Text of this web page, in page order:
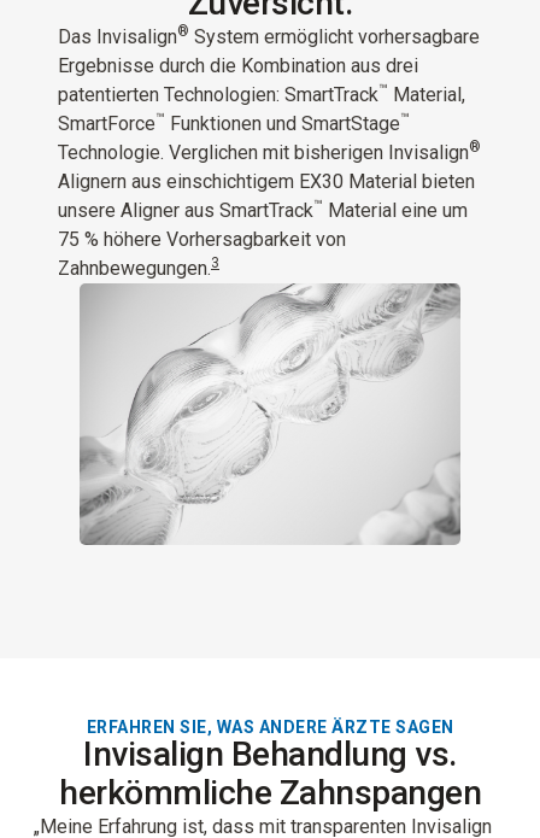
Das Invisalign® System ermöglicht vorhersagbare
Ergebnisse durch die Kombination aus drei
patentierten Technologien: SmartTrack™ Material,
SmartForce™ Funktionen und SmartStage™
Technologie. Verglichen mit bisherigen Invisalign®
Alignern aus einschichtigem EX30 Material bieten
unsere Aligner aus SmartTrack™ Material eine um
75 % höhere Vorhersagbarkeit von
Zahnbewegungen.3
ERFAHREN SIE, WAS ANDERE ÄRZTE SAGEN
Invisalign Behandlung vs.
herkömmliche Zahnspangen
„Meine Erfahrung ist, dass mit transparenten Invisalign